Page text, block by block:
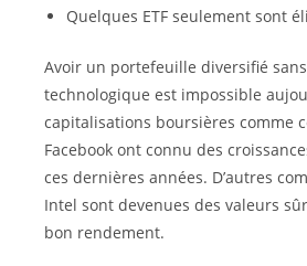
Quelques ETF seulement sont
Avoir un portefeuille diversifié
technologique est impossible
capitalisations boursières comme
Facebook ont connu des
ces dernières années. D’autres
Intel sont devenues des valeurs
bon rendement.